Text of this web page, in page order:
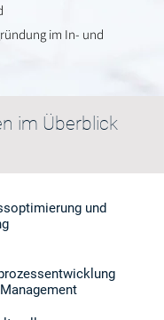
im In- und
anfragen
im Überblick
und